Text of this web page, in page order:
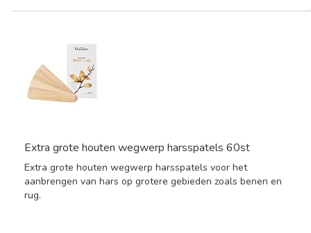
Extra grote houten wegwerp harsspatels 60st
Extra grote houten wegwerp harsspatels voor het
aanbrengen van hars op grotere gebieden zoals benen en
rug.